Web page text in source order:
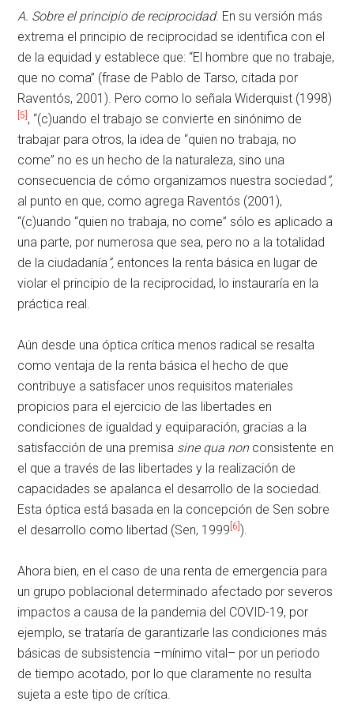
A. Sobre el principio de reciprocidad. En su versión más
extrema el principio de reciprocidad se identifica con el
de la equidad y establece que: “El hombre que no trabaje,
que no coma” (frase de Pablo de Tarso, citada por
Raventós, 2001). Pero como lo señala Widerquist (1998)
[5] , “(c)uando el trabajo se convierte en sinónimo de
trabajar para otros, la idea de “quien no trabaja, no
come” no es un hecho de la naturaleza, sino una
consecuencia de cómo organizamos nuestra sociedad ”,
al punto en que, como agrega Raventós (2001),
“(c)uando “quien no trabaja, no come” sólo es aplicado a
una parte, por numerosa que sea, pero no a la totalidad
de la ciudadanía”, entonces la renta básica en lugar de
violar el principio de la reciprocidad, lo instauraría en la
práctica real.
Aún desde una óptica crítica menos radical se resalta
como ventaja de la renta básica el hecho de que
contribuye a satisfacer unos requisitos materiales
propicios para el ejercicio de las libertades en
condiciones de igualdad y equiparación, gracias a la
satisfacción de una premisa sine qua nonconsistente en
el que a través de las libertades y la realización de
capacidades se apalanca el desarrollo de la sociedad.
Esta óptica está basada en la concepción de Sen sobre
el desarrollo como libertad (Sen, 1999 [6]).
Ahora bien, en el caso de una renta de emergencia para
un grupo poblacional determinado afectado por severos
impactos a causa de la pandemia del COVID-19, por
ejemplo, se trataría de garantizarle las condiciones más
básicas de subsistencia –mínimo vital– por un periodo
de tiempo acotado, por lo que claramente no resulta
sujeta a este tipo de crítica.